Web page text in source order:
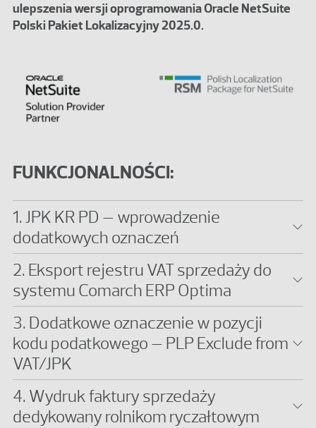
ulepszenia wersji oprogramowania Oracle NetSuite
Polski Pakiet Lokalizacyjny 2025.0.
FUNKCJONALNOŚCI:
1. JPK KR PD – wprowadzenie
dodatkowych oznaczeń
2. Eksport rejestru VAT sprzedaży do
systemu Comarch ERP Optima
3. Dodatkowe oznaczenie w pozycji
kodu podatkowego – PLP Exclude from
VAT/JPK
4. Wydruk faktury sprzedaży
dedykowany rolnikom ryczałtowym